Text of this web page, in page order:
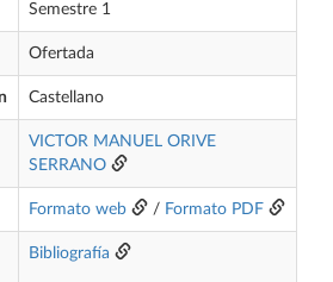
Semestre 1
Ofertada
Castellano
VICTOR MANUEL ORIVE
SERRANO
Formato web / Formato PDF
Bibliografía